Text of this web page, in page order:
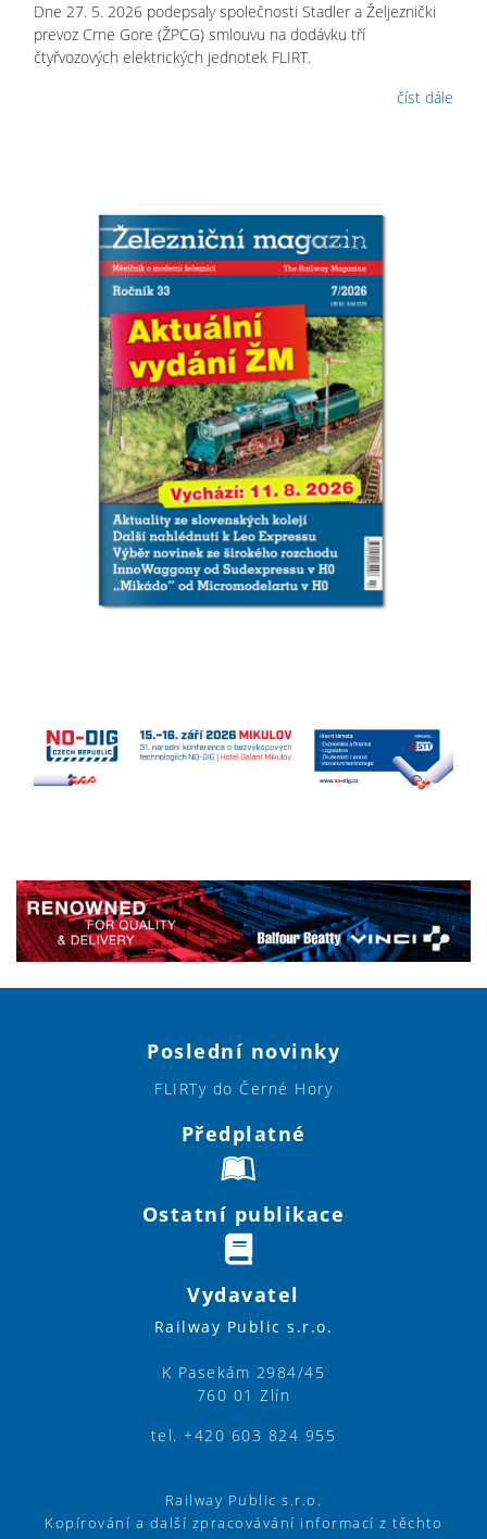
Dne 27. 5. 2026 podepsaly společnosti Stadler a Željeznički
prevoz Crne Gore (ŽPCG) smlouvu na dodávku tří
čtyřvozových elektrických jednotek FLIRT.
číst dále
Poslední novinky
FLIRTy do Černé Hory
Předplatné
Ostatní publikace
Vydavatel
Railway Public s.r.o.
K Pasekám 2984/45
760 01 Zlín
tel. +420 603 824 955
Railway Public s.r.o.
Kopírování a další zpracovávání informací z těchto